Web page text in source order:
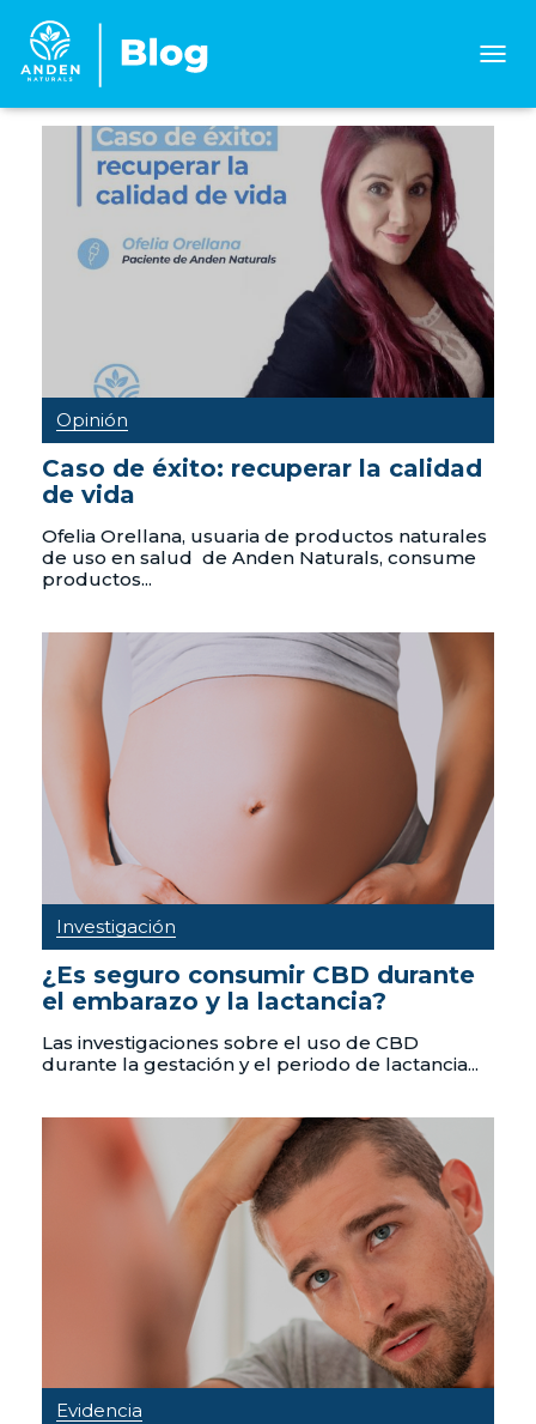
Opinión
Caso de éxito: recuperar la calidad
de vida
Ofelia Orellana, usuaria de productos naturales
de uso en salud de Anden Naturals, consume
productos...
Investigación
¿Es seguro consumir CBD durante
el embarazo y la lactancia?
Las investigaciones sobre el uso de CBD
durante la gestación y el periodo de lactancia...
Evidencia